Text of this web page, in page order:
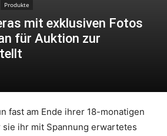
Produkte
mit exklusiven Fotos
für Auktion zur
fast am Ende ihrer 18-monatigen
ihr mit Spannung erwartetes